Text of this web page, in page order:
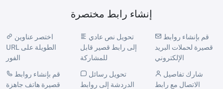
إنشاء رابط مختصرة
URL الطويلة على
الفور
إلى رابط قصير قابل
للمشاركة
قصيرة لحملات البريد
الإلكتروني
قصيرة هاتف جاهزة
الدردشة إلى روابط
الاتصال مع رابط